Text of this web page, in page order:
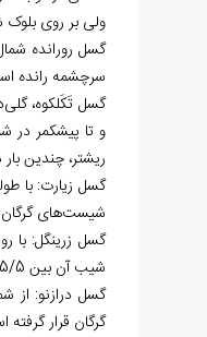
ولی بر روی
سرچشمه رانده
ریشتر، چندین بار در قرن اخیر در
شیست‌های گرگان
شیب آن بین 5/5 تا 5/6 درجه به سمت شمال غرب تغییر می‌کند.
گسل درازنو: از
گرگان قرار